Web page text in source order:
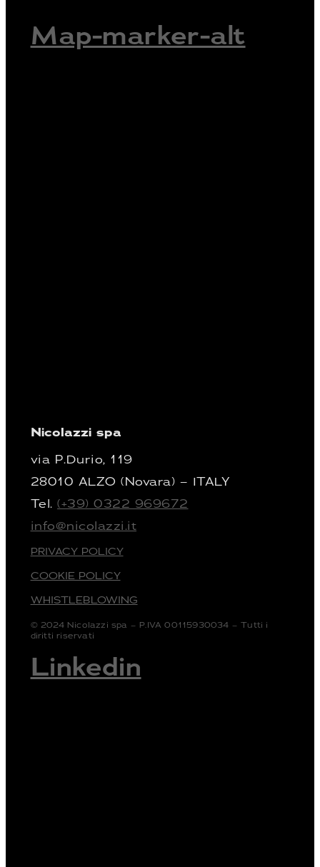
Map-marker-alt
Nicolazzi spa
via P.Durio, 119
28010 ALZO (Novara) – ITALY
Tel.(+39) 0322 969672
info@nicolazzi.it
PRIVACY POLICY
COOKIE POLICY
WHISTLEBLOWING
© 2024 Nicolazzi spa – P.IVA 00115930034 – Tutti i
diritti riservati
Linkedin